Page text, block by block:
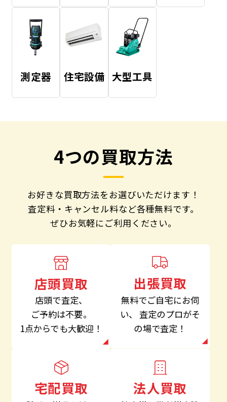
測定器 住宅設備 大型工具
4つの買取方法
お好きな買取方法をお選びいただけます！
査定料・キャンセル料など各種無料です。
ぜひお気軽にご利用ください。
店頭買取
店頭で査定、
ご予約は不要。
1点からでも大歓迎！
出張買取
無料でご自宅にお伺
い、
査定のプロがそ
の場で査定！
宅配買取 法人買取